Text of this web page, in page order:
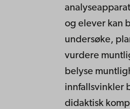
og elever kan
undersøke,
vurdere
belyse
innfallsvinkler
didaktisk